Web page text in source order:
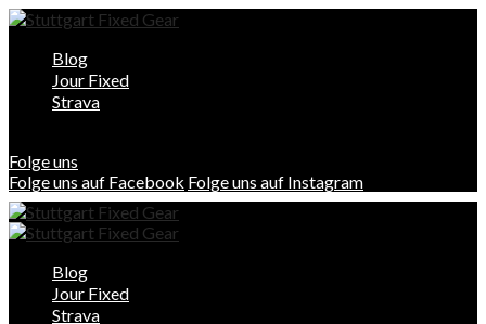
Blog
Jour Fixed
Strava
Folge uns
Folge uns auf Facebook Folge uns auf Instagram
Blog
Jour Fixed
Strava